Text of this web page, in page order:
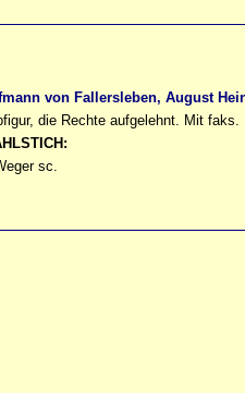
von Fallersleben, August
die Rechte aufgelehnt. Mit faks.
sc.